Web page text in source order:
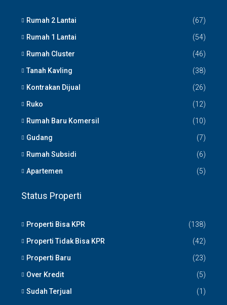
Rumah 2 Lantai (67)
Rumah 1 Lantai (54)
Rumah Cluster (46)
Tanah Kavling (38)
Kontrakan Dijual (26)
Ruko (12)
Rumah Baru Komersil (10)
Gudang (7)
Rumah Subsidi (6)
Apartemen (5)
Status Properti
Properti Bisa KPR (138)
Properti Tidak Bisa KPR (42)
Properti Baru (23)
Over Kredit (5)
Sudah Terjual (1)